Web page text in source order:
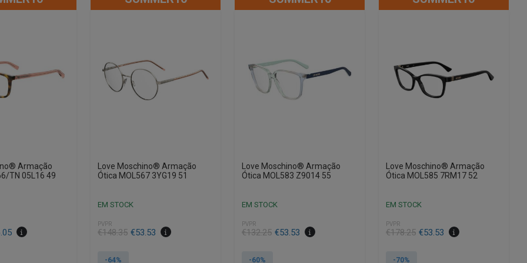
Armação
TN 05L16 49
Love Moschino® Armação
Ótica MOL567 3YG19 51
EM STOCK
PVPR
€148.35
O
original
€53.53
O
atual
-64%
Love Moschino® Armação
Ótica MOL583 Z9014 55
EM STOCK
PVPR
€132.25
O
original
€53.53
O
atual
-60%
Love Moschino® Armação
Ótica MOL585 7RM17 52
EM STOCK
PVPR
€178.25
O
original
€53.53
O
atual
-70%